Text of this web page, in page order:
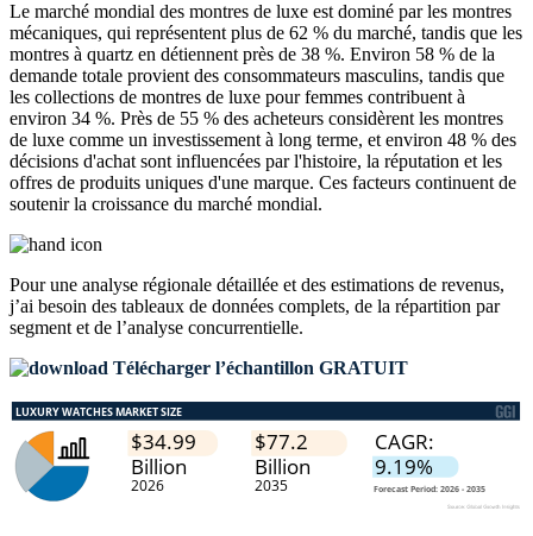
Le marché mondial des montres de luxe est dominé par les montres
mécaniques, qui représentent plus de 62 % du marché, tandis que les
montres à quartz en détiennent près de 38 %. Environ 58 % de la
demande totale provient des consommateurs masculins, tandis que
les collections de montres de luxe pour femmes contribuent à
environ 34 %. Près de 55 % des acheteurs considèrent les montres
de luxe comme un investissement à long terme, et environ 48 % des
décisions d'achat sont influencées par l'histoire, la réputation et les
offres de produits uniques d'une marque. Ces facteurs continuent de
soutenir la croissance du marché mondial.
Pour une analyse régionale détaillée et des estimations de revenus,
j’ai besoin des tableaux de données complets, de la répartition par
segment et de l’analyse concurrentielle.
Télécharger l’échantillon GRATUIT